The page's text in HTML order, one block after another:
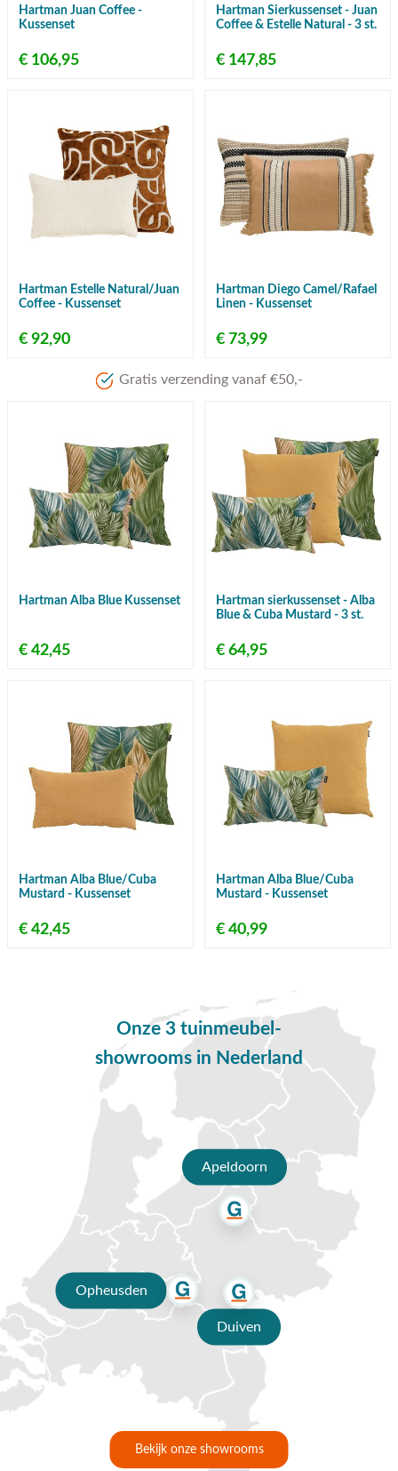
Hartman Juan Coffee -
Kussenset
€ 106,95
Hartman Sierkussenset - Juan
Coffee & Estelle Natural - 3 st.
€ 147,85
Hartman Estelle Natural/Juan
Coffee - Kussenset
€ 92,90
Hartman Diego Camel/Rafael
Linen - Kussenset
€ 73,99
Gratis verzending vanaf €50,-
Hartman Alba Blue Kussenset
€ 42,45
Hartman sierkussenset - Alba
Blue & Cuba Mustard - 3 st.
€ 64,95
Hartman Alba Blue/Cuba
Mustard - Kussenset
€ 42,45
Hartman Alba Blue/Cuba
Mustard - Kussenset
€ 40,99
Onze 3 tuinmeubel-
showrooms in Nederland
Apeldoorn
Opheusden
Duiven
Bekijk onze showrooms